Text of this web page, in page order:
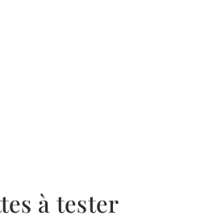
à tester